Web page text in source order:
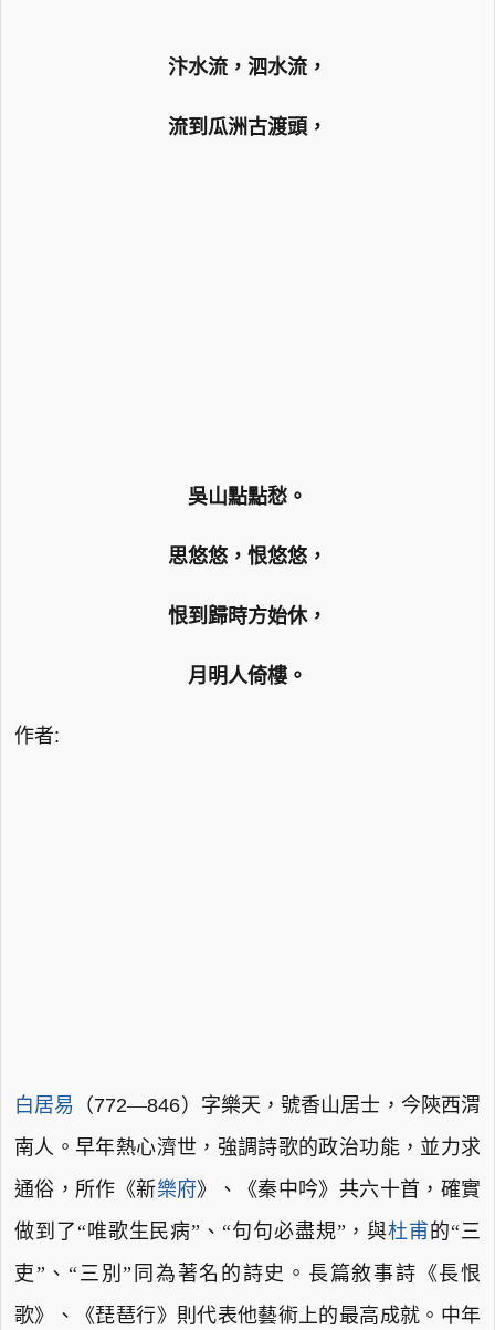
汴水流，泗水流，
流到瓜洲古渡頭，
吳山點點愁。
思悠悠，恨悠悠，
恨到歸時方始休，
月明人倚樓。
作者:
白居易 （772—846）字樂天，號香山居士，今陝西渭
南人。早年熱心濟世，強調詩歌的政治功能，並力求
通俗，所作《新樂府》、《秦中吟》共六十首，確實
做到了“唯歌生民病”、“句句必盡規”，與杜甫 的“三
吏”、“三別”同為著名的詩史。長篇敘事詩《長恨
歌》、《琵琶行》則代表他藝術上的最高成就。中年